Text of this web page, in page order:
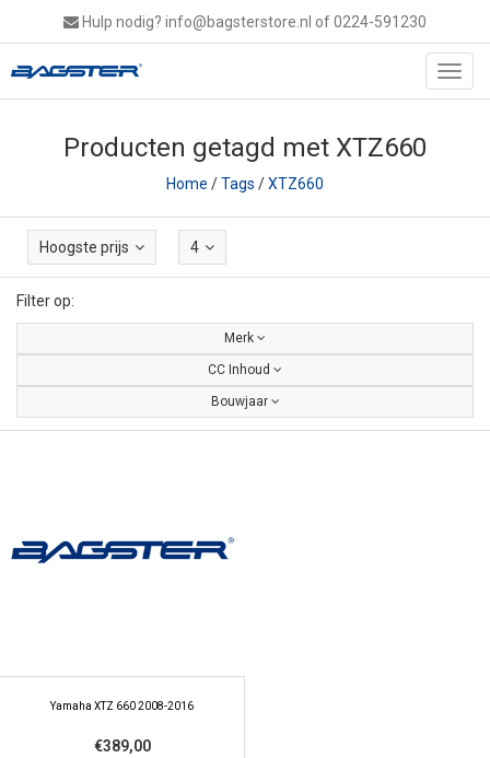
Hulp nodig? info@bagsterstore.nl of 0224-591230
Producten getagd met XTZ660
Home /Tags /XTZ660
Hoogste prijs 4
Filter op:
Merk
CC Inhoud
Bouwjaar
Yamaha XTZ 660 2008-2016
€389,00